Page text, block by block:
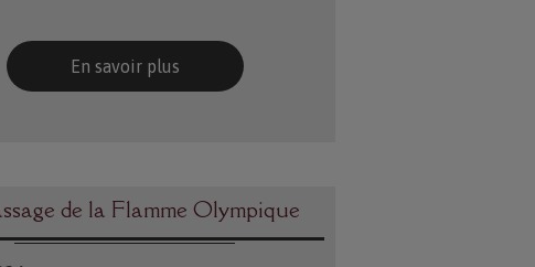
En savoir plus
de la Flamme Olympique